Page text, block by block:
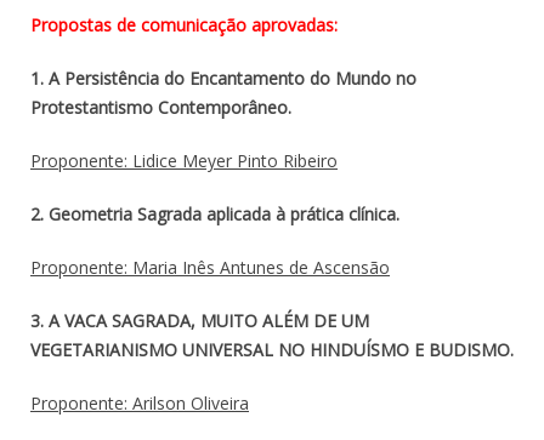
Propostas de comunicação aprovadas:
1. A Persistência do Encantamento do Mundo no
Protestantismo Contemporâneo.
Proponente: Lidice Meyer Pinto Ribeiro
2. Geometria Sagrada aplicada à prática clínica.
Proponente: Maria Inês Antunes de Ascensão
3. A VACA SAGRADA, MUITO ALÉM DE UM
VEGETARIANISMO UNIVERSAL NO HINDUÍSMO E BUDISMO.
Proponente: Arilson Oliveira